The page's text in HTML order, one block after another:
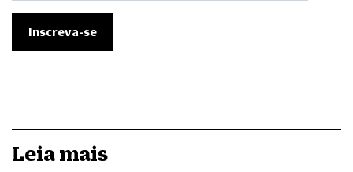
Leia mais